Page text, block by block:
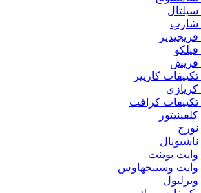
شارب
فريش
كاريير
كرافت
بوينت
وايت وستنجهاوس